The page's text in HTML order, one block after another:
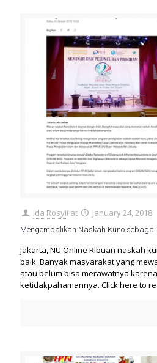
Ida Rosyii at January 24, 2018
Mengembalikan Naskah Kuno
Jakarta, NU Online Ribuan naskah
baik. Banyak masyarakat yang
atau belum bisa merawatnya karena
ketidakpahamannya. Click here to